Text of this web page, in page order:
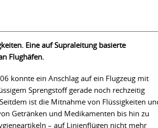
Eine auf Supraleitung basierte
Flughäfen.
konnte ein Anschlag auf ein Flugzeug mit
Sprengstoff gerade noch rechzeitig
ist die Mitnahme von Flüssigkeiten
Getränken und Medikamenten bis hin zu
– auf Linienflügen nicht mehr